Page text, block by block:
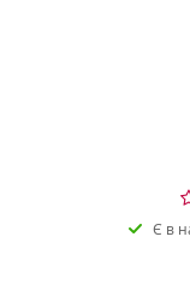
Є в